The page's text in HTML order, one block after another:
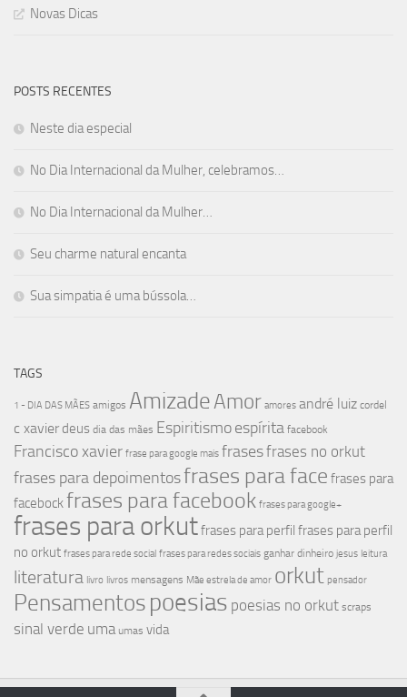
Novas Dicas
POSTS RECENTES
Neste dia especial
No Dia Internacional da Mulher, celebramos…
No Dia Internacional da Mulher…
Seu charme natural encanta
Sua simpatia é uma bússola…
TAGS
1 - DIA DAS MÃES amigos AmizadeAmor amores andré luiz cordel
c xavier deus dia das mães Espiritismoespírita facebook
Francisco xavier frase para google mais frasesfrases no orkut
frases para depoimentosfrases para face frases para
facebockfrases para facebook frases para google+
frases para orkutfrases para perfil frases para perfil
no orkut frases para rede social frases para redes sociais ganhar dinheiro jesus leitura
literatura livro livros mensagens Mãe estrela de amor orkut pensador
Pensamentospoesias poesias no orkut scraps
sinal verde uma umas vida